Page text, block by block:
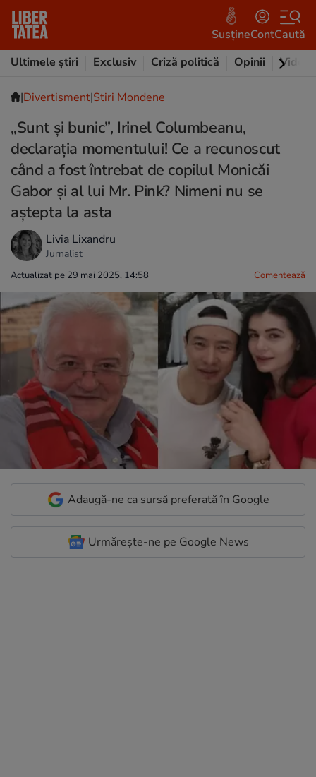
SusțineContCaută
Ultimele știri
Exclusiv Criză politică Opinii Video
|Divertisment|Stiri Mondene
„Sunt și bunic”, Irinel Columbeanu,
declarația momentului! Ce a recunoscut
când a fost întrebat de copilul Monicăi
Gabor și al lui Mr. Pink? Nimeni nu se
aștepta la asta
Livia Lixandru
Jurnalist
Actualizat pe 29 mai 2025, 14:58 Comentează
Adaugă-ne ca sursă preferată în Google
Urmărește-ne pe Google News